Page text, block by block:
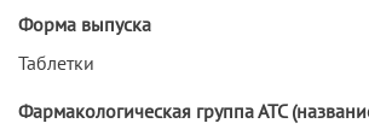
Форма выпуска
Таблетки
Фармакологическая группа АТС